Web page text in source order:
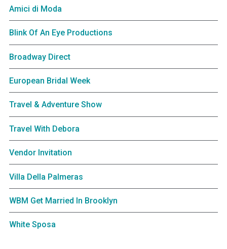
Amici di Moda
Blink Of An Eye Productions
Broadway Direct
European Bridal Week
Travel & Adventure Show
Travel With Debora
Vendor Invitation
Villa Della Palmeras
WBM Get Married In Brooklyn
White Sposa